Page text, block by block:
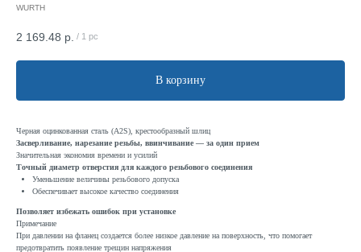
WURTH
2 169.48 р. / 1 pc
В корзину
Черная оцинкованная сталь (A2S), крестообразный шлиц
Засверливание, нарезание резьбы, ввинчивание — за один прием
Значительная экономия времени и усилий
Точный диаметр отверстия для каждого резьбового соединения
Уменьшение величины резьбового допуска
Обеспечивает высокое качество соединения
Позволяет избежать ошибок при установке
Примечание
При давлении на фланец создается более низкое давление на поверхность, что помогает
предотвратить появление трещин напряжения